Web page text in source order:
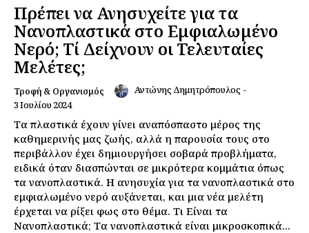
Πρέπει να Ανησυχείτε για τα
Νανοπλαστικά στο Εμφιαλωμένο
Νερό; Τί Δείχνουν οι Τελευταίες
Μελέτες;
Τροφή & Οργανισμός Αντώνης Δημητρόπουλος -
3 Ιουλίου 2024
Τα πλαστικά έχουν γίνει αναπόσπαστο μέρος της
καθημερινής μας ζωής, αλλά η παρουσία τους στο
περιβάλλον έχει δημιουργήσει σοβαρά προβλήματα,
ειδικά όταν διασπώνται σε μικρότερα κομμάτια όπως
τα νανοπλαστικά. Η ανησυχία για τα νανοπλαστικά στο
εμφιαλωμένο νερό αυξάνεται, και μια νέα μελέτη
έρχεται να ρίξει φως στο θέμα. Τι Είναι τα
Νανοπλαστικά; Τα νανοπλαστικά είναι μικροσκοπικά...